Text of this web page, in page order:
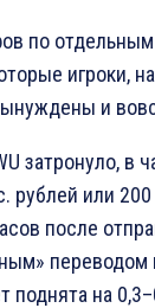
по
игроки,
и
затронуло, в
рублей или
после
поднята на